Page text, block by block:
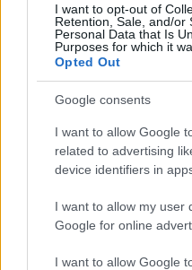
I want to opt-out of
Retention, Sale, and/or
Personal Data that Is
Purposes for which it
Opted Out
Google consents
I want to allow Google
related to advertising
device identifiers in
I want to allow my user
Google for online
I want to allow Google
alakja
Ismerd meg Kováts
Felfedezőjét, aki az rtl.hu
és a gyűjtés